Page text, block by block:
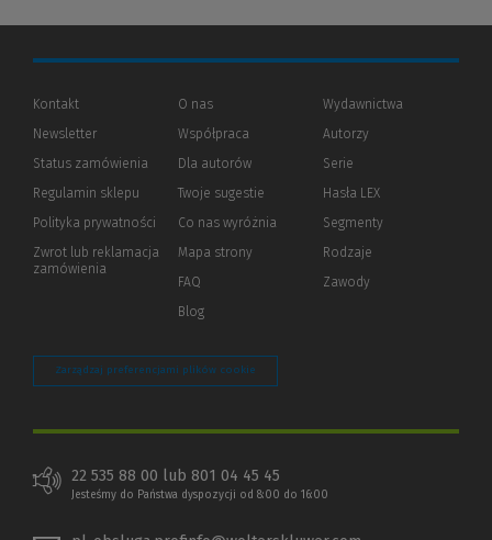
Kontakt
Newsletter
Status zamówienia
Regulamin sklepu
Polityka prywatności (Nowe
(Link
innej
Zwrot lub reklamacja
zamówienia
O nas
Współpraca
Dla autorów(Nowe
(Link
innej
Twoje sugestie
Co nas wyróżnia
Mapa strony
FAQ
Blog
Wydawnictwa
Autorzy
Serie
Hasła LEX
Segmenty
Rodzaje
Zawody
Zarządzaj preferencjami plików cookie
22 535 88 00 lub 801 04 45 45
Jesteśmy do Państwa dyspozycji od 8:00 do 16:00